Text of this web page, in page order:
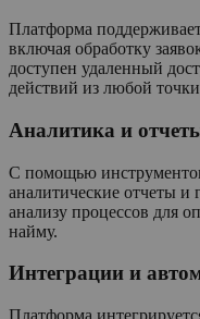
Платформа
включая обработку
доступен удаленный
действий из любой
Аналитика и
С помощью
аналитические отчеты и
анализу процессов для
найму.
Интеграции и
Платформа